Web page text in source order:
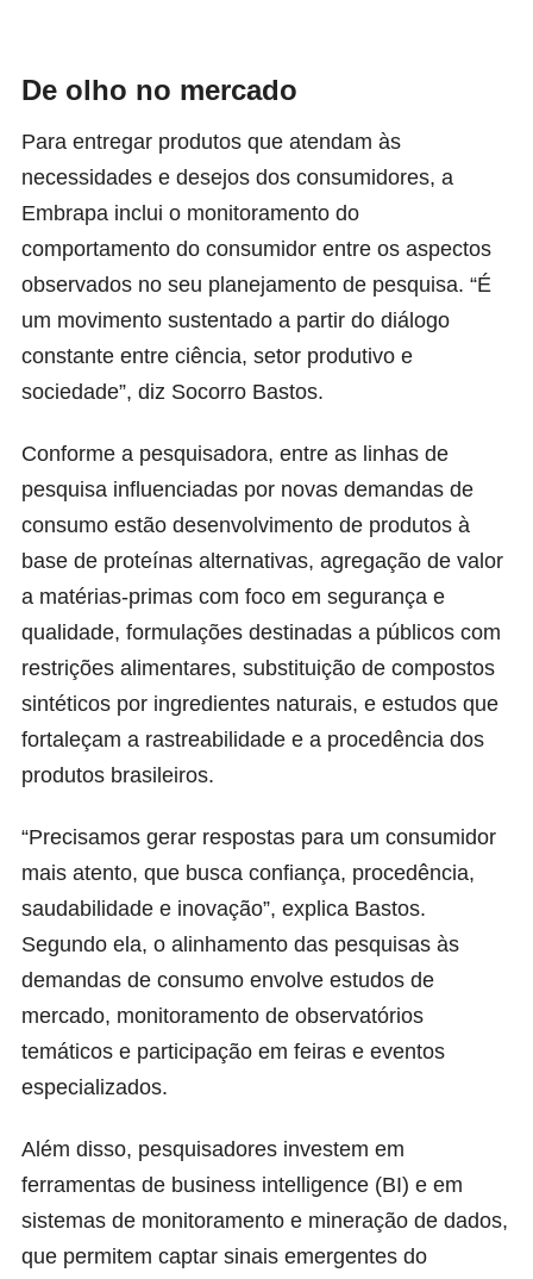
De olho no mercado
Para entregar produtos que atendam às
necessidades e desejos dos consumidores, a
Embrapa inclui o monitoramento do
comportamento do consumidor entre os aspectos
observados no seu planejamento de pesquisa. “É
um movimento sustentado a partir do diálogo
constante entre ciência, setor produtivo e
sociedade”, diz Socorro Bastos.
Conforme a pesquisadora, entre as linhas de
pesquisa influenciadas por novas demandas de
consumo estão desenvolvimento de produtos à
base de proteínas alternativas, agregação de valor
a matérias-primas com foco em segurança e
qualidade, formulações destinadas a públicos com
restrições alimentares, substituição de compostos
sintéticos por ingredientes naturais, e estudos que
fortaleçam a rastreabilidade e a procedência dos
produtos brasileiros.
“Precisamos gerar respostas para um consumidor
mais atento, que busca confiança, procedência,
saudabilidade e inovação”, explica Bastos.
Segundo ela, o alinhamento das pesquisas às
demandas de consumo envolve estudos de
mercado, monitoramento de observatórios
temáticos e participação em feiras e eventos
especializados.
Além disso, pesquisadores investem em
ferramentas de business intelligence (BI) e em
sistemas de monitoramento e mineração de dados,
que permitem captar sinais emergentes do